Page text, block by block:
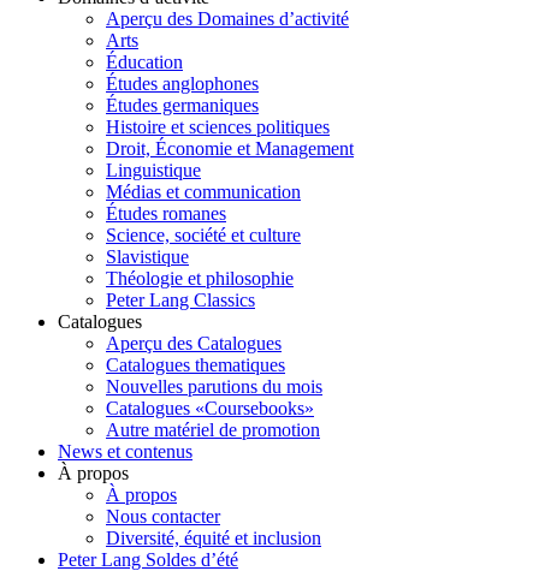
Aperçu des Domaines d’activité
Arts
Éducation
Études anglophones
Études germaniques
Histoire et sciences politiques
Droit, Économie et Management
Linguistique
Médias et communication
Études romanes
Science, société et culture
Slavistique
Théologie et philosophie
Peter Lang Classics
Catalogues
Aperçu des Catalogues
Catalogues thematiques
Nouvelles parutions du mois
Catalogues «Coursebooks»
Autre matériel de promotion
News et contenus
À propos
À propos
Nous contacter
Diversité, équité et inclusion
Peter Lang Soldes d’été